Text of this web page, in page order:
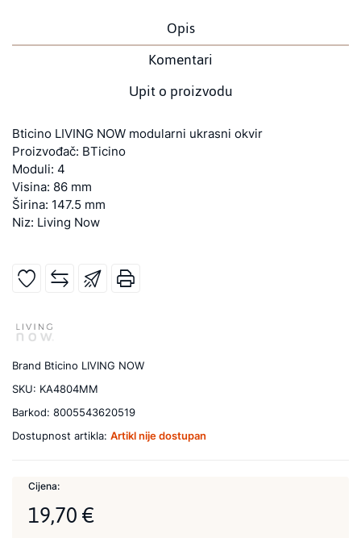
Opis
Komentari
Upit o proizvodu
Bticino LIVING NOW modularni ukrasni okvir
Proizvođač: BTicino
Moduli: 4
Visina: 86 mm
Širina: 147.5 mm
Niz: Living Now
Brand Bticino LIVING NOW
SKU: KA4804MM
Barkod: 8005543620519
Dostupnost artikla: Artikl nije dostupan
Cijena:
19,70 €